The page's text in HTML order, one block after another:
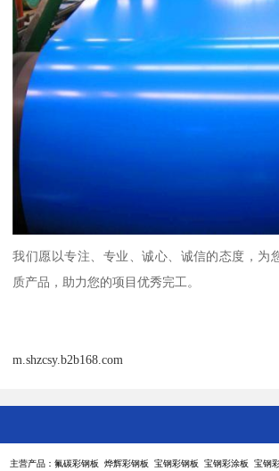
我们愿以专注、专业、诚心、诚信的态度，为
质产品，助力您的项目优秀完工。
m.shzcsy.b2b168.com
主营产品：氟碳彩钢板 烨辉彩钢板 宝钢彩钢板 宝钢彩涂板 宝钢